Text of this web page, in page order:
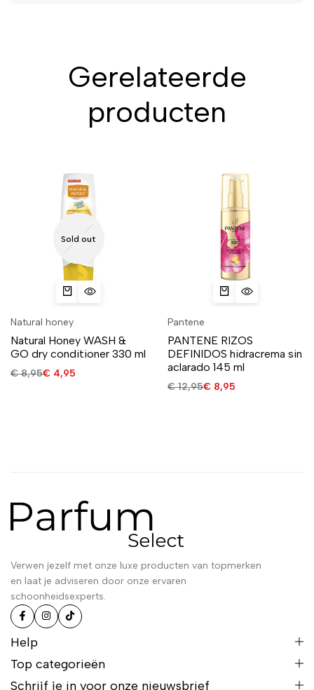
Gerelateerde
producten
Sold out
Natural honey
Natural Honey WASH &
GO dry conditioner 330 ml
€8,95€ 4,95
Pantene
PANTENE RIZOS
DEFINIDOS hidracrema sin
aclarado 145 ml
€12,95€ 8,95
Verwen jezelf met onze luxe producten van topmerken
en laat je adviseren door onze ervaren
schoonheidsexperts.
Help
Top categorieën
Schrijf je in voor onze nieuwsbrief